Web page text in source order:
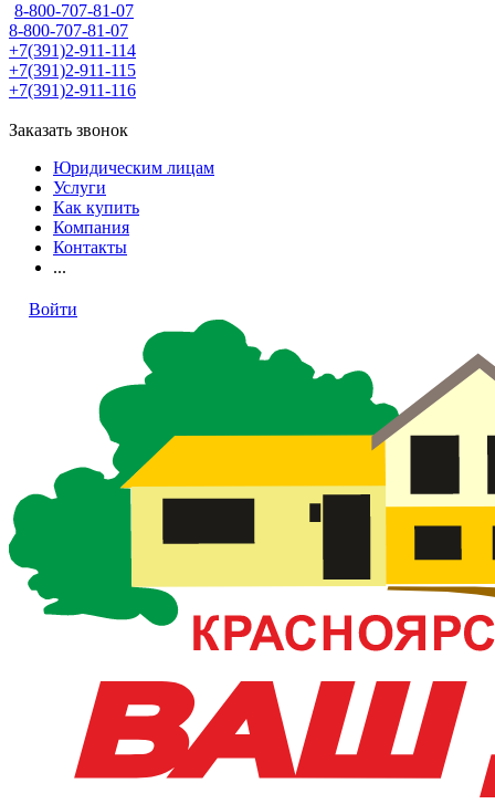
8-800-707-81-07
8-800-707-81-07
+7(391)2-911-114
+7(391)2-911-115
+7(391)2-911-116
Заказать звонок
Юридическим лицам
Услуги
Как купить
Компания
Контакты
...
Войти